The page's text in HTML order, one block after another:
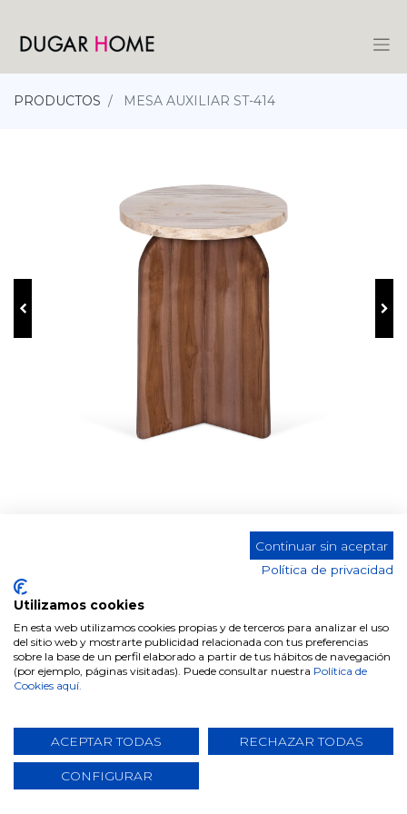
PRODUCTOS MESA AUXILIAR ST-414
Comparte este producto
Datos técnicos
Continuar sin aceptar
Política de privacidad
Utilizamos cookies
En esta web utilizamos cookies propias y de terceros para analizar el uso
del sitio web y mostrarte publicidad relacionada con tus preferencias
sobre la base de un perfil elaborado a partir de tus hábitos de navegación
(por ejemplo, páginas visitadas). Puede consultar nuestra Política de
Cookies aquí.
ACEPTAR TODAS RECHAZAR TODAS
CONFIGURAR